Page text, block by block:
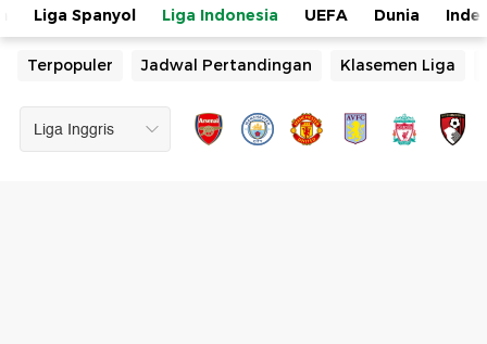
Liga Spanyol Liga Indonesia UEFA Dunia
Terpopuler Jadwal Pertandingan Klasemen Liga